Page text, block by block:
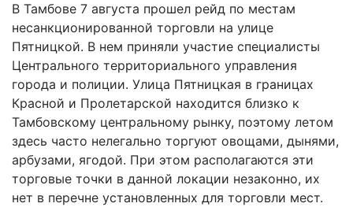
В Тамбове 7 августа прошел рейд по местам
несанкционированной торговли на улице
Пятницкой. В нем приняли участие специалисты
Центрального территориального управления
города и полиции. Улица Пятницкая в границах
Красной и Пролетарской находится близко к
Тамбовскому центральному рынку, поэтому летом
здесь часто нелегально торгуют овощами, дынями,
арбузами, ягодой. При этом располагаются эти
торговые точки в данной локации незаконно, их
нет в перечне установленных для торговли мест.